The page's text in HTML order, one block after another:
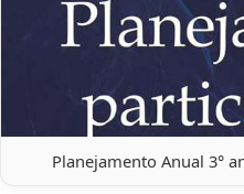
Planejamento Anual 3°